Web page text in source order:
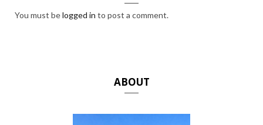
You must belogged in to post a comment.
ABOUT